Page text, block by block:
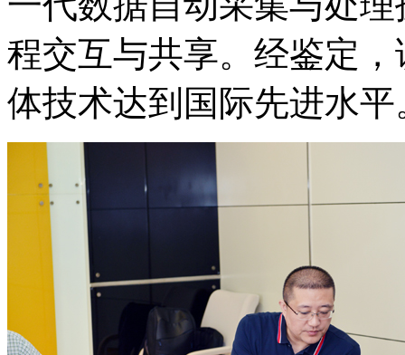
程交互与共享。经鉴定
体技术达到国际先进水平